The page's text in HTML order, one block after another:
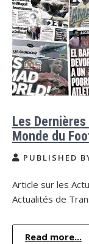
Les
Monde du
PUBLISHED
Article sur les
Actualités de
Read more...